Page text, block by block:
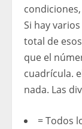
Si hay
total de
que el
cuadrícula.
nada. Las
= Todos